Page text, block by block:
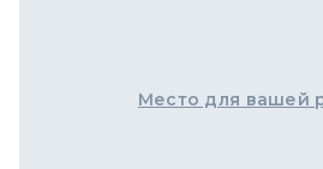
Место для вашей